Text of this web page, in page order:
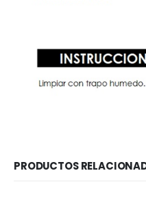
PRODUCTOS